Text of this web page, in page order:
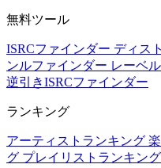
無料ツール
ISRCファインダー ディス
ンルファインダー レーベ
逆引きISRCファインダー
ランキング
アーティストランキング
グ プレイリストランキング